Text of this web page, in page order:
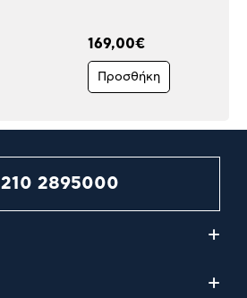
169,00€
Προσθήκη
210 2895000